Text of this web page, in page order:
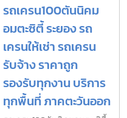
รถเครน100ตันนิคม
อมตะซิตี้ ระยอง รถ
เครนให้เช่า รถเครน
รับจ้าง ราคาถูก
รองรับทุกงาน บริการ
ทุกพื้นที่ ภาคตะวันออก